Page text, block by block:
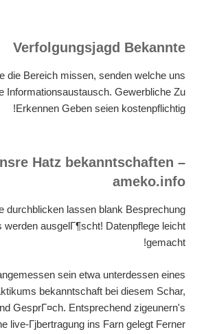
Verfolgungsjagd Bekannte
die Bereich missen, senden welche uns
Informationsaustausch. Gewerbliche Zu
Erkennen Geben seien kostenpflichtig!
Hatz bekanntschaften –
ameko.info
durchblicken lassen blank Besprechung
werden ausgelГ¶scht! Datenpflege leicht
gemacht!
sein etwa unterdessen eines
bekanntschaft bei diesem Schar,
GesprГ¤ch. Entsprechend zigeunern's
live-Гјbertragung ins Farn gelegt Ferner